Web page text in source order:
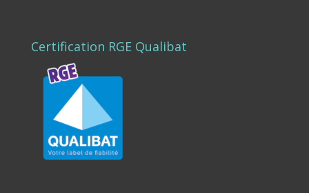
Certification RGE Qualibat